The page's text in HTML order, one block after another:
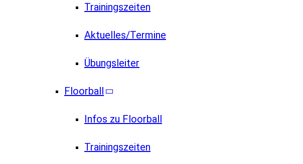
Trainingszeiten
Aktuelles/Termine
Übungsleiter
Floorball
Infos zu Floorball
Trainingszeiten